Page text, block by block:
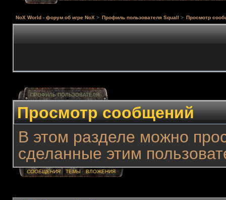
NoX World - форум об игре NoX > Профиль пользователя Squall > Просмотр
ПРОФИЛЬ ПОЛЬЗОВАТЕЛЯ
Просмотр сообщений
В этом разделе можно
сделанные этим
СООБЩЕНИЯ ТЕМЫ ВЛОЖЕНИЯ